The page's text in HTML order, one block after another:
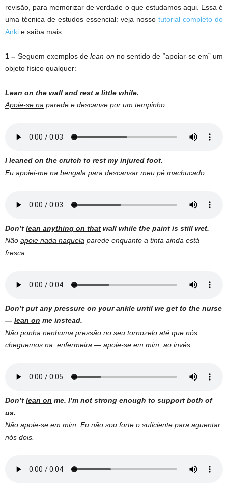
revisão, para memorizar de verdade o que estudamos aqui. Essa é
uma técnica de estudos essencial: veja nosso tutorial completo do
Anki e saiba mais.
1 – Seguem exemplos delean on no sentido de “apoiar-se em” um
objeto físico qualquer:
Lean on the wall and rest a little while.
Apoie-se na parede e descanse por um tempinho.
I leaned on the crutch to rest my injured foot.
Eu apoiei-me na bengala para descansar meu pé machucado.
Don’t lean anything on that wall while the paint is still wet.
Não apoie nada naquela parede enquanto a tinta ainda está
fresca.
Don’t put any pressure on your ankle until we get to the nurse
— lean on me instead.
Não ponha nenhuma pressão no seu tornozelo até que nós
cheguemos na enfermeira — apoie-se em mim, ao invés.
Don’t lean on me. I’m not strong enough to support both of
us.
Não apoie-se em mim. Eu não sou forte o suficiente para aguentar
nós dois.